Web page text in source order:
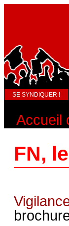
SE SYNDIQUER !
Accueil
FN,